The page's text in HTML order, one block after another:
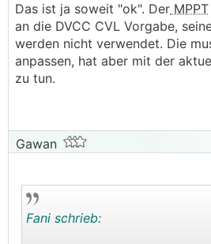
Du kannst in der Remote
auf denMPPTgehen und
Networked Operation die
sich hält
neu angehen, und sogar die
Installation hinterfragen. Das
Konzentrieren wir uns mal auf
dasBMS. Der Workaround
Das ist ja soweit "ok". Der MPPT
an die DVCC CVL Vorgabe,
werden nicht verwendet. Die
anpassen, hat aber mit der
zu tun.
Gawan
Fani schrieb: